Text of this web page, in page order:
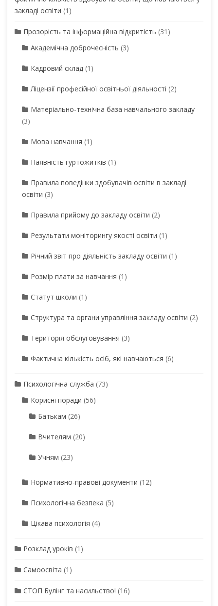
закладі освіти (1)
Прозорість та інформаційна відкритість (31)
Академічна доброчесність (3)
Кадровий склад (1)
Ліцензії професійної освітньої діяльності (2)
Матеріально-технічна база навчального закладу
(3)
Мова навчання (1)
Наявність гуртожитків (1)
Правила поведінки здобувачів освіти в закладі
освіти (3)
Правила прийому до закладу освіти (2)
Результати моніторингу якості освіти (1)
Річний звіт про діяльність закладу освіти (1)
Розмір плати за навчання (1)
Статут школи (1)
Структура та органи управління закладу освіти (2)
Територія обслуговування (3)
Фактична кількість осіб, які навчаються (6)
Психологічна служба (73)
Корисні поради (56)
Батькам (26)
Вчителям (20)
Учням (23)
Нормативно-правові документи (12)
Психологічна безпека (5)
Цікава психологія (4)
Розклад уроків (1)
Самоосвіта (1)
СТОП Булінг та насильство! (16)